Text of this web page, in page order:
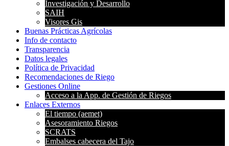
Investigación y Desarrollo
SAIH
Visores Gis
Buenas Prácticas Agrícolas
Info de contacto
Transparencia
Datos legales
Política de Privacidad
Recomendaciones de Riego
Gestiones Online
Acceso a la App. de Gestión de Riegos
Enlaces Externos
El tiempo (aemet)
Asesoramiento Riegos
SCRATS
Embalses cabecera del Tajo